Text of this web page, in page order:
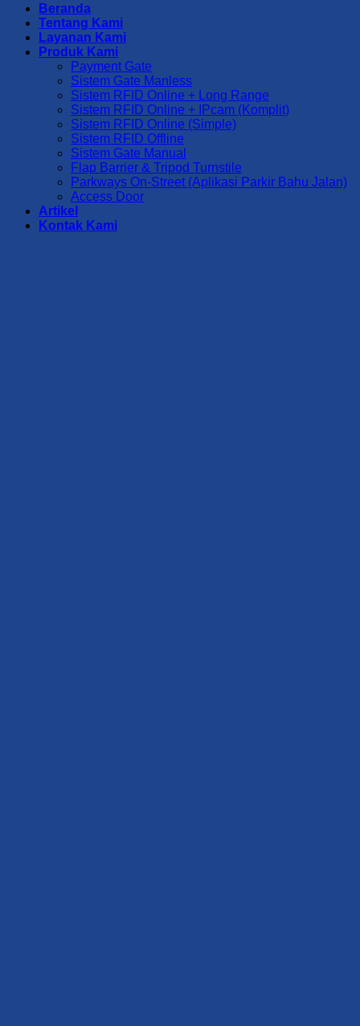
Beranda
Tentang Kami
Layanan Kami
Produk Kami
Payment Gate
Sistem Gate Manless
Sistem RFID Online + Long Range
Sistem RFID Online + IPcam (Komplit)
Sistem RFID Online (Simple)
Sistem RFID Offline
Sistem Gate Manual
Flap Barrier & Tripod Turnstile
Parkways On-Street (Aplikasi Parkir Bahu Jalan)
Access Door
Artikel
Kontak Kami